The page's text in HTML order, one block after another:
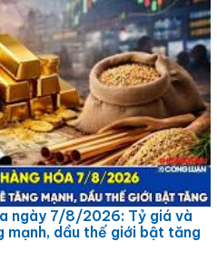
ngày 7/8/2026: Tỷ giá và
mạnh, dầu thế giới bật tăng